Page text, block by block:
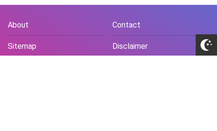
About Contact
Sitemap Disclaimer